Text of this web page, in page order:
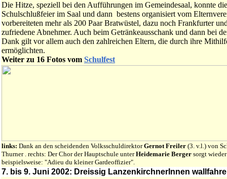
Die Hitze, speziell bei den Aufführungen im Gemeindesaal, konnte
Schulschlußfeier im Saal und dann bestens organisiert vom
vorbereiteten mehr als 200 Paar Bratwüstel, dazu noch Frankfurter
zufriedene Abnehmer. Auch beim Getränkeausschank und dann bei
Dank gilt vor allem auch den zahlreichen Eltern, die durch ihre
ermöglichten.
Weiter zu 16 Fotos vom Schulfest
links: Dank an den scheidenden VolksschuldirektorGernot Freiler (3. v.l.) von
Thurner . rechts: Der Chor der Hauptschule unterHeidemarie Berger sorgt
beispielsweise: "Adieu du kleiner Gardeoffizier".
7. bis 9. Juni 2002: Dreissig LanzenkirchnerInnen